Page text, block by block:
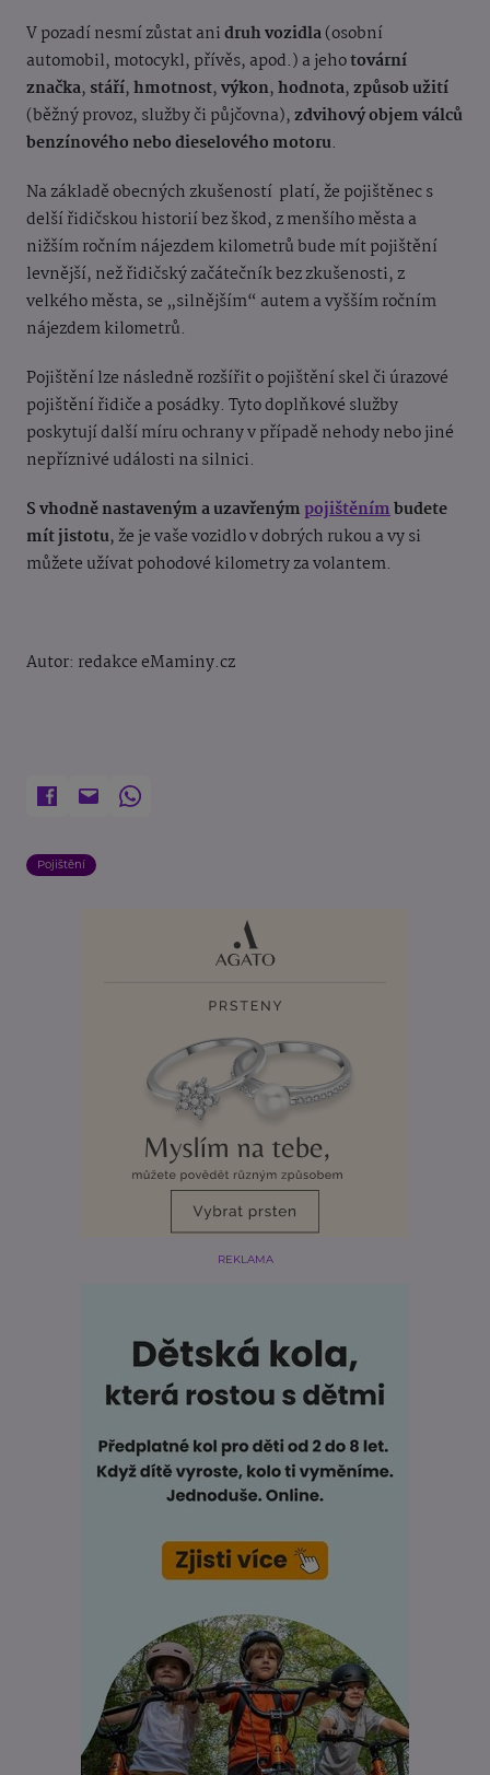
V pozadí nesmí zůstat anidruh vozidla(osobní
automobil, motocykl, přívěs, apod.) a jehotovární
značka, stáří,hmotnost,výkon,hodnota,způsob užití
(běžný provoz, služby či půjčovna),zdvihový objem válců
benzínového nebo dieselového motoru.
Na základě obecných zkušeností platí, že pojištěnec s
delší řidičskou historií bez škod, z menšího města a
nižším ročním nájezdem kilometrů bude mít pojištění
levnější, než řidičský začátečník bez zkušenosti, z
velkého města, se „silnějším“ autem a vyšším ročním
nájezdem kilometrů.
Pojištění lze následně rozšířit o pojištění skel či úrazové
pojištění řidiče a posádky. Tyto doplňkové služby
poskytují další míru ochrany v případě nehody nebo jiné
nepříznivé události na silnici.
S vhodně nastaveným a uzavřeným pojištěnímbudete
mít jistotu, že je vaše vozidlo v dobrých rukou a vy si
můžete užívat pohodové kilometry za volantem.
Autor: redakce eMaminy.cz
Pojištění
REKLAMA